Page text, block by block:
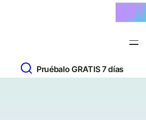
Pruébalo GRATIS 7 días